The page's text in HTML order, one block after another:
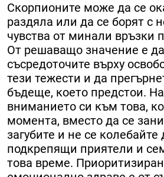
Скорпионите може да се
раздяла или да се борят с
чувства от минали връзки
От решаващо значение е
съсредоточите върху
тези тежести и да
бъдеще, което предстои.
вниманието си към това,
момента, вместо да се
загубите и не се колебайте
подкрепящи приятели и
това време.